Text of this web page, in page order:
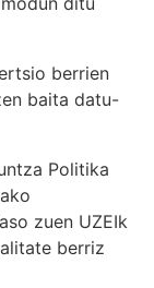
berrien
baita datu-
Politika
zuen UZEIk
berriz